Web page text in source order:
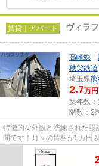
賃貸｜アパート ヴィラ
高崎線 「
秩父鉄道
埼玉県
2.7万円
築年数：
階数：2
特徴的な外観と洗練された
間です！月々の賃料が5万円
室情報ならコチラ！できるだ